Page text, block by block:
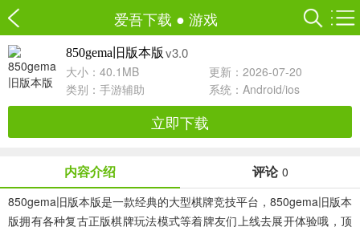
爱吾下载 ● 游戏
850gema旧版本版 v3.0
大小：40.1MB
更新：2026-07-20
类别： 手游辅助 系统：Android/ios
立即下载
内容介绍 评论 0
850gema旧版本版是一款经典的大型棋牌竞技平台，850gema旧版本
版拥有各种复古正版棋牌玩法模式等着牌友们上线去展开体验哦，顶